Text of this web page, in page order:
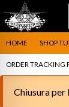
HOME SHOP
ORDER TRACKING
Chiusura